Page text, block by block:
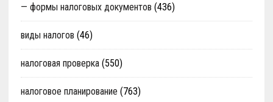
— формы налоговых документов (436)
виды налогов (46)
налоговая проверка(550)
налоговое планирование (763)